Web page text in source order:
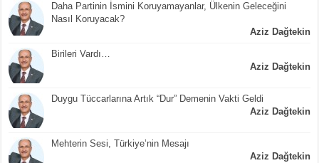
Daha Partinin İsmini Koruyamayanlar, Ülkenin Geleceğini
Nasıl Koruyacak?
Aziz Dağtekin
Birileri Vardı…
Aziz Dağtekin
Duygu Tüccarlarına Artık “Dur” Demenin Vakti Geldi
Aziz Dağtekin
Mehterin Sesi, Türkiye’nin Mesajı
Aziz Dağtekin